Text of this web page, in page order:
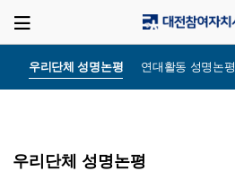
우리단체 성명논평 연대활동 성명논평
우리단체 성명논평